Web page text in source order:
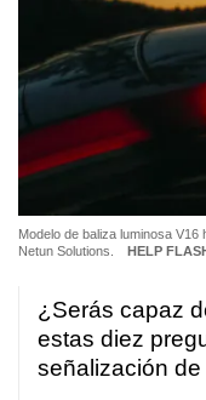
Modelo de baliza luminosa
Netun Solutions.
HELP
¿Serás capaz
estas diez
señalización